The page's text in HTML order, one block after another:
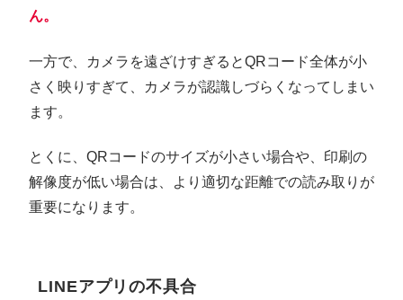
ん。
一方で、カメラを遠ざけすぎるとQRコード全体が小
さく映りすぎて、カメラが認識しづらくなってしまい
ます。
とくに、QRコードのサイズが小さい場合や、印刷の
解像度が低い場合は、より適切な距離での読み取りが
重要になります。
LINEアプリの不具合